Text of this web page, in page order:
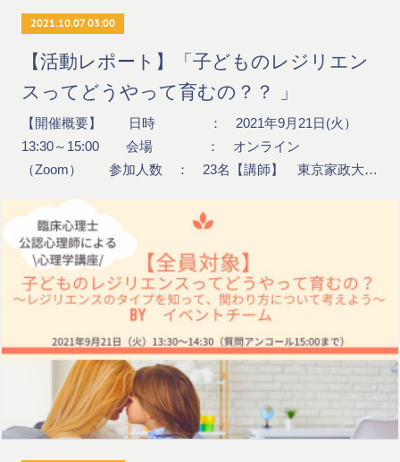
2021.10.07 03:00
【活動レポート】「子どものレジリエン
スってどうやって育むの？？ 」
【開催概要】 日時 ： 2021年9月21日(火）
13:30～15:00 会場 ： オンライン
（Zoom） 参加人数 ： 23名【講師】 東京家政大…